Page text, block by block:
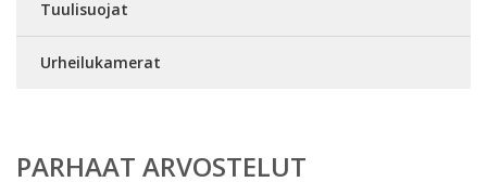
Tuulisuojat
Urheilukamerat
PARHAAT ARVOSTELUT